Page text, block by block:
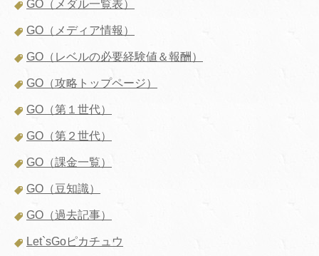
GO（メダル一覧表）
GO（メディア情報）
GO（レベルの必要経験値＆報酬）
GO（攻略トップページ）
GO（第１世代）
GO（第２世代）
GO（課金一覧）
GO（豆知識）
GO（過去記事）
Let`sGoピカチュウ